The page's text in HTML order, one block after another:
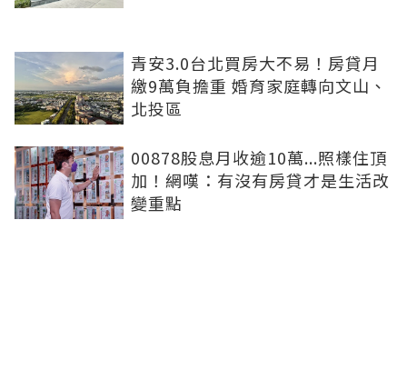
青安3.0台北買房大不易！房貸月
繳9萬負擔重 婚育家庭轉向文山、
北投區
00878股息月收逾10萬...照樣住頂
加！網嘆：有沒有房貸才是生活改
變重點